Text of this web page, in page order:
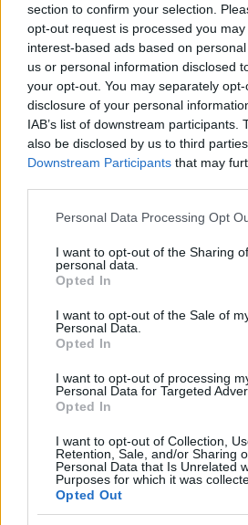
section to confirm your selection.
opt-out request is processed you
interest-based ads based on
us or personal information disclosed
your opt-out. You may separately
disclosure of your personal
IAB’s list of downstream participants.
also be disclosed by us to third
Downstream Participants that may
Please note that this website/app
not limited to your visit or usage
grant or deny consent to Google and
use your data for below specified
consent section.
Personal Data Processing Opt
I want to opt-out of the Sharing
personal data.
Opted In
I want to opt-out of the Sale of
Personal Data.
Opted In
I want to opt-out of processing
Personal Data for Targeted
Opted In
I want to opt-out of Collection,
Retention, Sale, and/or Sharing
Personal Data that Is Unrelated
Purposes for which it was
Opted Out
Explora la productividad desde
ECONOMÍA
Barreras no arancelarias:
técnicas, subsidios y
El proteccionismo no siempre se
ECONOMÍA